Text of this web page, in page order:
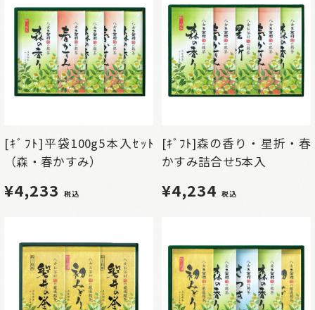
[ｷﾞﾌﾄ]平袋100g5本入ｾｯﾄ
（森・春かすみ）
¥4,233 税込
[ｷﾞﾌﾄ]森の香り・星折・春
かすみ詰合せ5本入
¥4,234 税込